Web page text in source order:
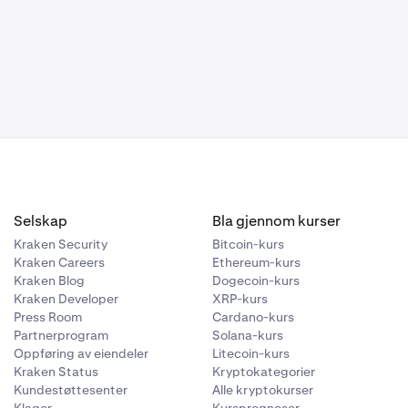
er
Dette vil da
Selskap
Kraken Security
Kraken Careers
Kraken Blog
Kraken Developer
Press Room
Partnerprogram
Oppføring av eiendeler
Kraken Status
Kundestøttesenter
Bla gjennom kurser
Bitcoin-kurs
Ethereum-kurs
Dogecoin-kurs
XRP-kurs
Cardano-kurs
Solana-kurs
Litecoin-kurs
Kryptokategorier
Alle kryptokurser